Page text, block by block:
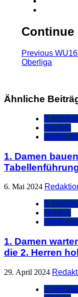
Continue
Previous
Oberliga
Ähnliche
1.
Hockey
1. Damen
6. Mai 2024
1.
Hockey
1. Damen
die 2. Herren
29. April 2024
1.